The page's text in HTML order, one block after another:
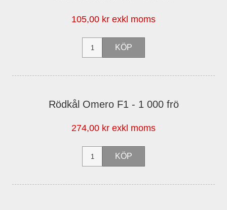
105,00 kr exkl moms
Rödkål Omero F1 - 1 000 frö
274,00 kr exkl moms